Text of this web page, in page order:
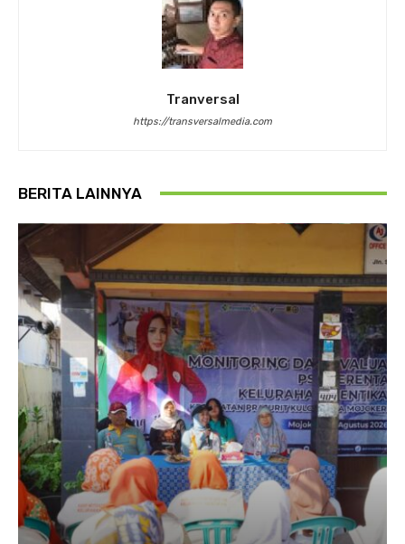
Tranversal
https://transversalmedia.com
BERITA LAINNYA